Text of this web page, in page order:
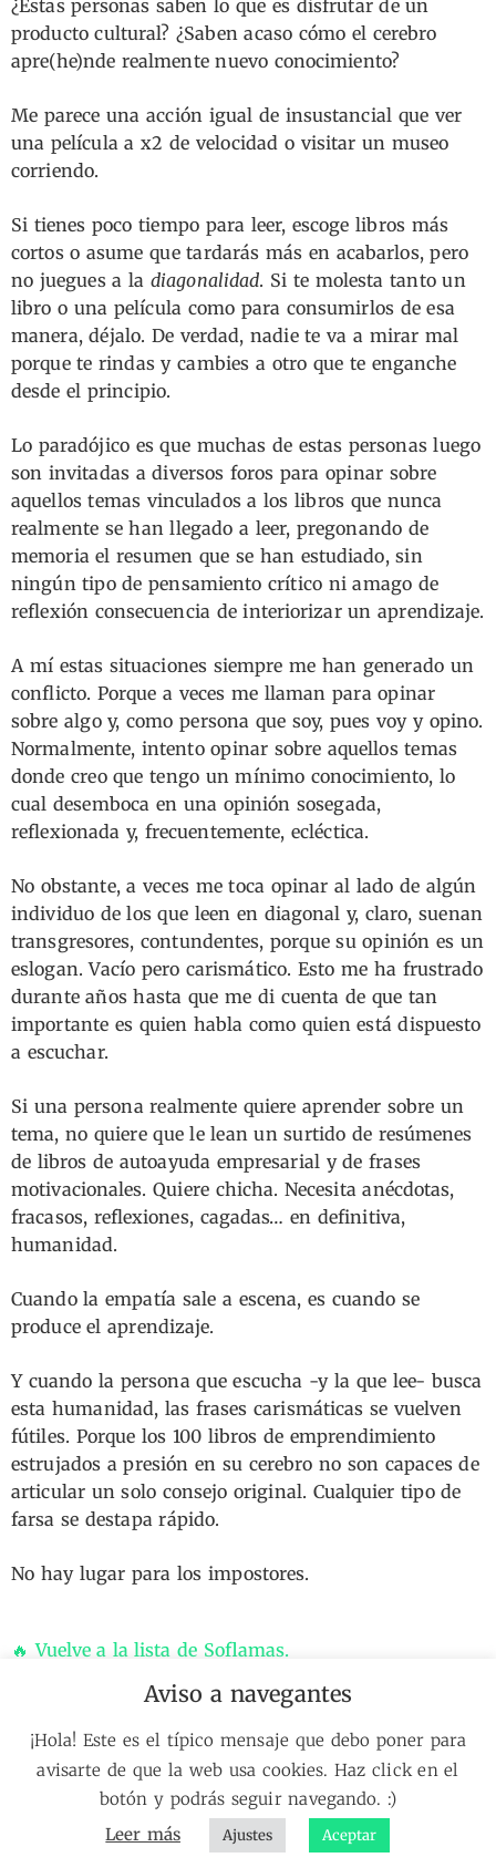
¿Estas personas saben lo que es disfrutar de un
producto cultural? ¿Saben acaso cómo el cerebro
apre(he)nde realmente nuevo conocimiento?
Me parece una acción igual de insustancial que ver
una película a x2 de velocidad o visitar un museo
corriendo.
Si tienes poco tiempo para leer, escoge libros más
cortos o asume que tardarás más en acabarlos, pero
no juegues a la diagonalidad. Si te molesta tanto un
libro o una película como para consumirlos de esa
manera, déjalo. De verdad, nadie te va a mirar mal
porque te rindas y cambies a otro que te enganche
desde el principio.
Lo paradójico es que muchas de estas personas luego
son invitadas a diversos foros para opinar sobre
aquellos temas vinculados a los libros que nunca
realmente se han llegado a leer, pregonando de
memoria el resumen que se han estudiado, sin
ningún tipo de pensamiento crítico ni amago de
reflexión consecuencia de interiorizar un aprendizaje.
A mí estas situaciones siempre me han generado un
conflicto. Porque a veces me llaman para opinar
sobre algo y, como persona que soy, pues voy y opino.
Normalmente, intento opinar sobre aquellos temas
donde creo que tengo un mínimo conocimiento, lo
cual desemboca en una opinión sosegada,
reflexionada y, frecuentemente, ecléctica.
No obstante, a veces me toca opinar al lado de algún
individuo de los que leen en diagonal y, claro, suenan
transgresores, contundentes, porque su opinión es un
eslogan. Vacío pero carismático. Esto me ha frustrado
durante años hasta que me di cuenta de que tan
importante es quien habla como quien está dispuesto
a escuchar.
Si una persona realmente quiere aprender sobre un
tema, no quiere que le lean un surtido de resúmenes
de libros de autoayuda empresarial y de frases
motivacionales. Quiere chicha. Necesita anécdotas,
fracasos, reflexiones, cagadas… en definitiva,
humanidad.
Cuando la empatía sale a escena, es cuando se
produce el aprendizaje.
Y cuando la persona que escucha -y la que lee- busca
esta humanidad, las frases carismáticas se vuelven
fútiles. Porque los 100 libros de emprendimiento
estrujados a presión en su cerebro no son capaces de
articular un solo consejo original. Cualquier tipo de
farsa se destapa rápido.
No hay lugar para los impostores.
🔥 Vuelve a la lista de Soflamas.
✉️ Recibe soflamas como esta en tu correo.
// 📘El Diseño NO Existe// 🔧Manual de htas.
que hago
Aviso a navegantes
¡Hola! Este es el típico mensaje que debo poner para
avisarte de que la web usa cookies. Haz click en el
botón y podrás seguir navegando. :)
Leer más
Ajustes Aceptar